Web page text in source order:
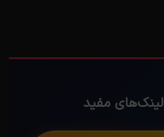
لینک‌های مفید